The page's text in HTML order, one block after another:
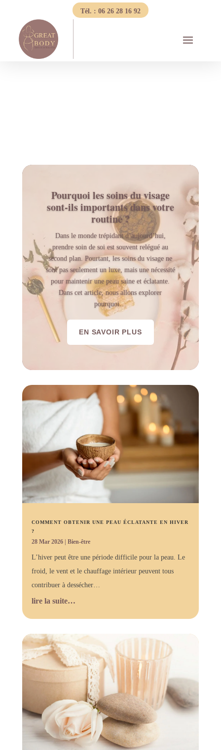
Tél. : 06 26 28 16 92
Pourquoi les soins du visage
sont-ils importants dans votre
routine ?
Dans le monde trépidant d’aujourd’hui,
prendre soin de soi est souvent relégué au
second plan. Pourtant, les soins du visage ne
sont pas seulement un luxe, mais une nécessité
pour maintenir une peau saine et éclatante.
Dans cet article, nous allons explorer
pourquoi…
EN SAVOIR PLUS
COMMENT OBTENIR UNE PEAU ÉCLATANTE EN HIVER
?
28 Mar 2026| Bien-être
L’hiver peut être une période difficile pour la peau. Le
froid, le vent et le chauffage intérieur peuvent tous
contribuer à dessécher…
lire la suite…